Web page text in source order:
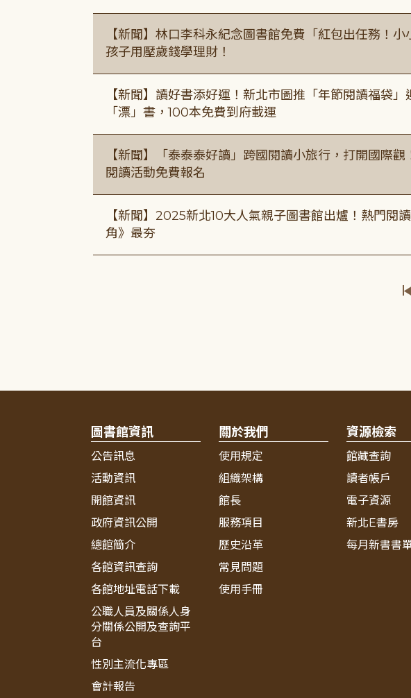
【新聞】林口李科永紀念圖書館免費「紅包出任務！
孩子用壓歲錢學理財！
【新聞】讀好書添好運！新北市圖推「年節閱讀福袋
「漂」書，100本免費到府載運
【新聞】「泰泰泰好讀」跨國閱讀小旅行，打開國際
閱讀活動免費報名
【新聞】2025新北10大人氣親子圖書館出爐！熱門閱
角》最夯
圖書館資訊
公告訊息
活動資訊
開館資訊
政府資訊公開
總館簡介
各館資訊查詢
各館地址電話下載
公職人員及關係人身
分關係公開及查詢平
台
性別主流化專區
會計報告
關於我們
使用規定
組織架構
館長
服務項目
歷史沿革
常見問題
使用手冊
資源檢索
館藏查詢
讀者帳戶
電子資源
新北E書房
每月新書書